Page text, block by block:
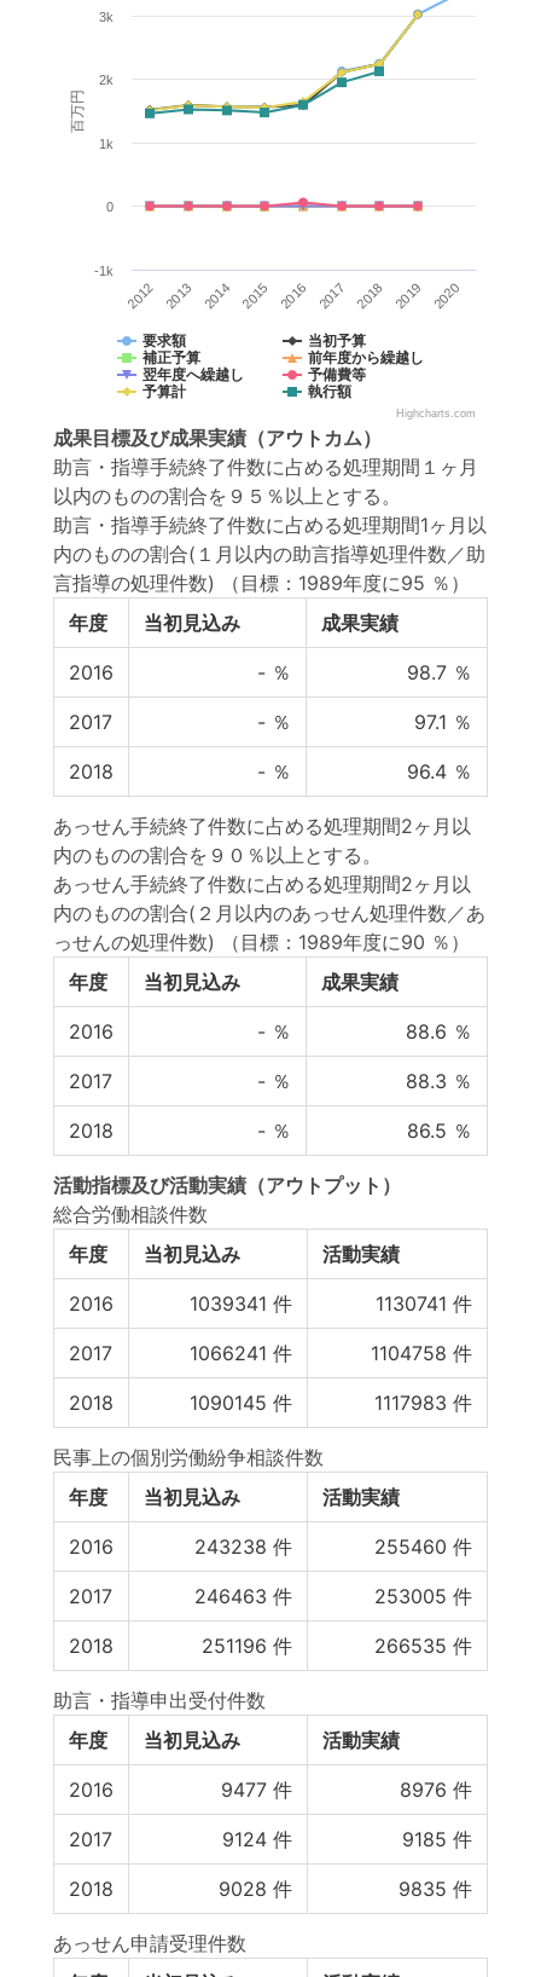
百万円
要求額
当初予算
補正予算
前年度から繰越し
翌年度へ繰越し
予備費等
予算計
執行額
2012 2013 2014 2015 2016 2017 2018 2019 2020
-1k
0
1k
2k
3k
Highcharts.com
成果目標及び成果実績 （アウトカム）
助言・指導手続終了件数に占める処理期間１ヶ月
以内のものの割合を９５％以上とする。
助言・指導手続終了件数に占める処理期間1ヶ月以
内のものの割合(１月以内の助言指導処理件数／助
言指導の処理件数)
（目標：1989年度に95 ％）
年度
当初見込み 成果実績
2016 - ％ 98.7 ％
2017 - ％ 97.1 ％
2018 - ％ 96.4 ％
あっせん手続終了件数に占める処理期間2ヶ月以
内のものの割合を９０％以上とする。
あっせん手続終了件数に占める処理期間2ヶ月以
内のものの割合(２月以内のあっせん処理件数／あ
っせんの処理件数)
（目標：1989年度に90 ％）
年度
当初見込み 成果実績
2016 - ％ 88.6 ％
2017 - ％ 88.3 ％
2018 - ％ 86.5 ％
活動指標及び活動実績 （アウトプット）
総合労働相談件数
年度
当初見込み 活動実績
2016 1039341 件 1130741 件
2017 1066241 件 1104758 件
2018 1090145 件 1117983 件
民事上の個別労働紛争相談件数
年度
当初見込み 活動実績
2016 243238 件 255460 件
2017 246463 件 253005 件
2018 251196 件 266535 件
助言・指導申出受付件数
年度
当初見込み 活動実績
2016 9477 件 8976 件
2017 9124 件 9185 件
2018 9028 件 9835 件
あっせん申請受理件数